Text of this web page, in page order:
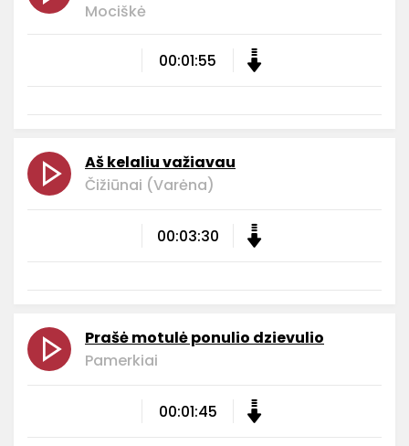
Mociškė
00:01:55
Aš kelaliu važiavau
Čižiūnai (Varėna)
00:03:30
Prašė motulė ponulio dzievulio
Pamerkiai
00:01:45